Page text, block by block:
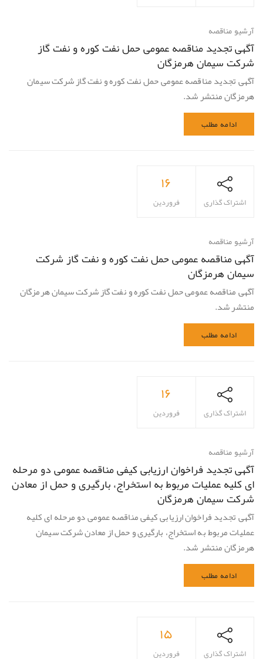
آرشیو مناقصه
آگهی تجدید مناقصه عمومی حمل نفت کوره و نفت گاز
شرکت سیمان هرمزگان
آگهی تجدید مناقصه عمومی حمل نفت کوره و نفت گاز شرکت سیمان
هرمزگان منتشر شد.
ادامه مطلب
۱۶
فروردین اشتراک گذاری
آرشیو مناقصه
آگهی مناقصه عمومی حمل نفت کوره و نفت گاز شرکت
سیمان هرمزگان
آگهی مناقصه عمومی حمل نفت کوره و نفت گاز شرکت سیمان هرمزگان
منتشر شد.
ادامه مطلب
۱۶
فروردین اشتراک گذاری
آرشیو مناقصه
آگهی تجدید فراخوان ارزیابی کیفی مناقصه عمومی دو مرحله
ای کلیه عملیات مربوط به استخراج، بارگیری و حمل از معادن
شرکت سیمان هرمزگان
آگهی تجدید فراخوان ارزیابی کیفی مناقصه عمومی دو مرحله ای کلیه
عملیات مربوط به استخراج، بارگیری و حمل از معادن شرکت سیمان
هرمزگان منتشر شد.
ادامه مطلب
۱۵
فروردین اشتراک گذاری